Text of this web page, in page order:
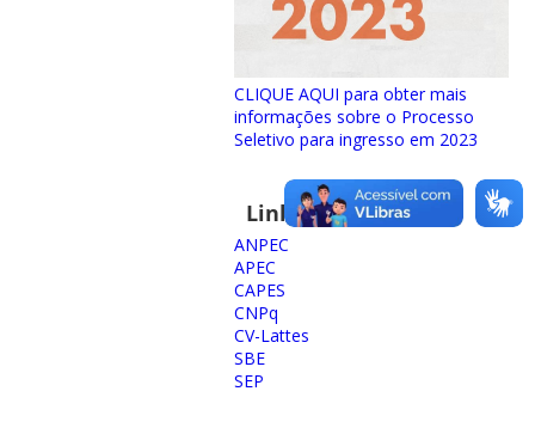
CLIQUE AQUI para obter mais
informações sobre o Processo
Seletivo para ingresso em 2023
Links importantes
ANPEC
APEC
CAPES
CNPq
CV-Lattes
SBE
SEP